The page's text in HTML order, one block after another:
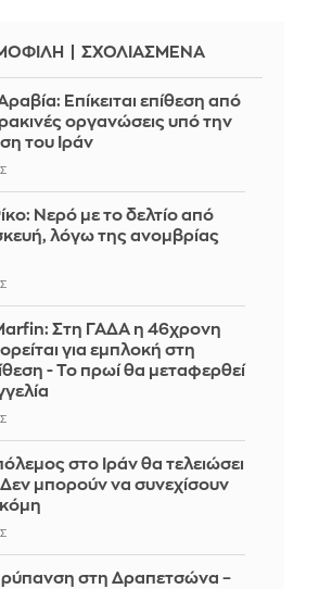
ΣΧΟΛΙΑΣΜΕΝΑ
Επίκειται επίθεση από
οργανώσεις υπό την
του Ιράν
Νερό με το δελτίο από
λόγω της ανομβρίας
Στη ΓΑΔΑ η 46χρονη
για εμπλοκή στη
- Το πρωί θα μεταφερθεί
στο Ιράν θα τελειώσει
μπορούν να συνεχίσουν
στη Δραπετσώνα –